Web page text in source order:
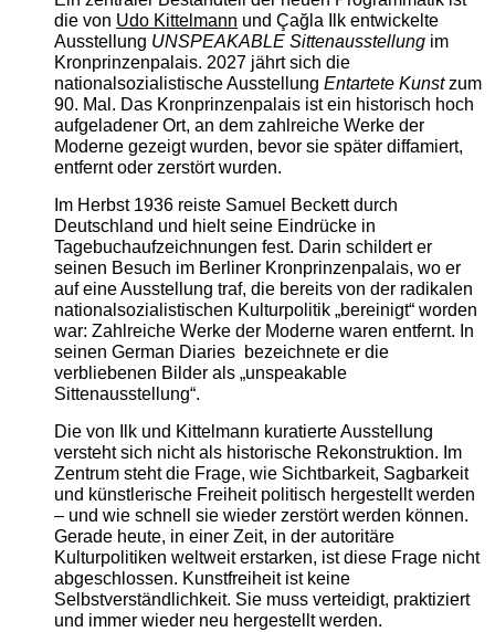
die von Udo Kittelmann und Çağla Ilk entwickelte
Ausstellung UNSPEAKABLE Sittenausstellungim
Kronprinzenpalais. 2027 jährt sich die
nationalsozialistische Ausstellung Entartete Kunstzum
90. Mal. Das Kronprinzenpalais ist ein historisch hoch
aufgeladener Ort, an dem zahlreiche Werke der
Moderne gezeigt wurden, bevor sie später diffamiert,
entfernt oder zerstört wurden.
Im Herbst 1936 reiste Samuel Beckett durch
Deutschland und hielt seine Eindrücke in
Tagebuchaufzeichnungen fest. Darin schildert er
seinen Besuch im Berliner Kronprinzenpalais, wo er
auf eine Ausstellung traf, die bereits von der radikalen
nationalsozialistischen Kulturpolitik „bereinigt“ worden
war: Zahlreiche Werke der Moderne waren entfernt. In
seinen German Diaries bezeichnete er die
verbliebenen Bilder als „unspeakable
Sittenausstellung“.
Die von Ilk und Kittelmann kuratierte Ausstellung
versteht sich nicht als historische Rekonstruktion. Im
Zentrum steht die Frage, wie Sichtbarkeit, Sagbarkeit
und künstlerische Freiheit politisch hergestellt werden
– und wie schnell sie wieder zerstört werden können.
Gerade heute, in einer Zeit, in der autoritäre
Kulturpolitiken weltweit erstarken, ist diese Frage nicht
abgeschlossen. Kunstfreiheit ist keine
Selbstverständlichkeit. Sie muss verteidigt, praktiziert
und immer wieder neu hergestellt werden.